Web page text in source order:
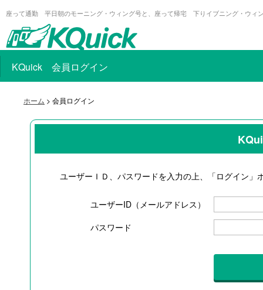
座って通勤 平日朝のモーニング・ウィング号と、座って帰宅 下りイブニング・ウィ
KQuick 会員ログイン
ホーム > 会員ログイン
ユーザーＩＤ、パスワードを入力の上、「ログイン」
ユーザーID（メールアドレス）
パスワード